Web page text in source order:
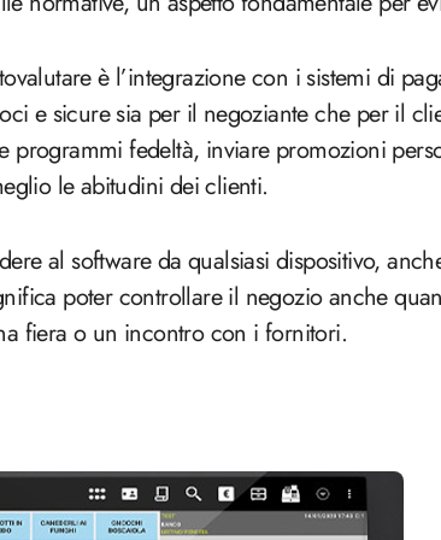
è l’integrazione con i sistemi di
e sicure sia per il negoziante che per il
programmi fedeltà, inviare promozioni
le abitudini dei clienti.
al software da qualsiasi dispositivo,
poter controllare il negozio anche
fiera o un incontro con i fornitori.